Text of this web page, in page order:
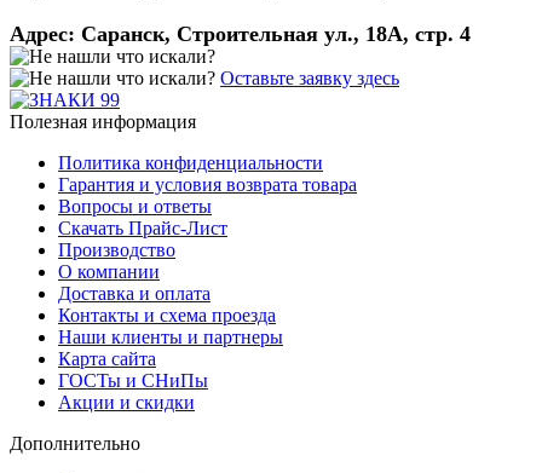
Адрес: Саранск, Строительная ул., 18А, стр. 4
Оставьте заявку здесь
Полезная информация
Политика конфиденциальности
Гарантия и условия возврата товара
Вопросы и ответы
Скачать Прайс-Лист
Производство
О компании
Доставка и оплата
Контакты и схема проезда
Наши клиенты и партнеры
Карта сайта
ГОСТы и СНиПы
Акции и скидки
Дополнительно